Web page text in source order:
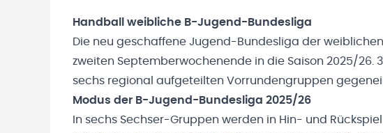
Handball weibliche B-Jugend-Bundesliga
Die neu geschaffene Jugend-Bundesliga der
zweiten Septemberwochenende in die Saison 2025/26.
sechs regional aufgeteilten Vorrundengruppen
Modus der B-Jugend-Bundesliga 2025/26
In sechs Sechser-Gruppen werden in Hin- und